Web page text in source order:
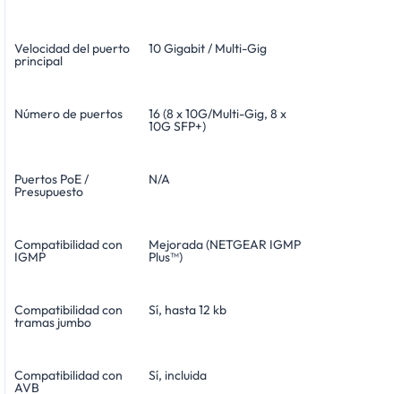
Velocidad del puerto
principal
10 Gigabit / Multi-Gig
Número de puertos 16 (8 x 10G/Multi-Gig, 8 x
10G SFP+)
Puertos PoE /
Presupuesto
N/A
Compatibilidad con
IGMP
Mejorada (NETGEAR IGMP
Plus™)
Compatibilidad con
tramas jumbo
Sí, hasta 12 kb
Compatibilidad con
AVB
Sí, incluida